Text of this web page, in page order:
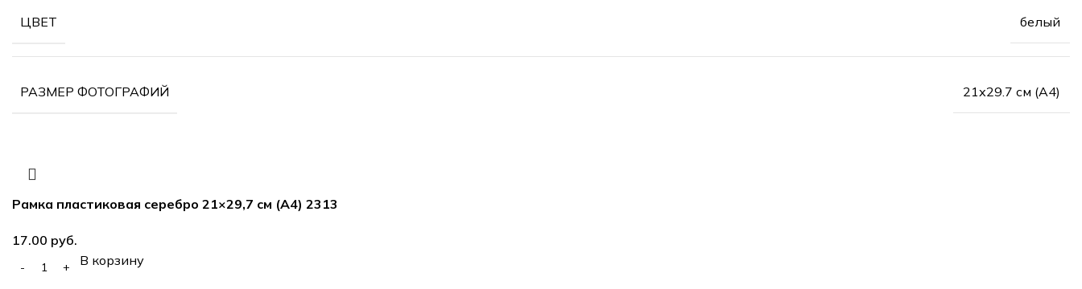
ЦВЕТ белый
РАЗМЕР ФОТОГРАФИЙ 21х29.7 см (А4)
Рамка пластиковая серебро 21×29,7 см (А4) 2313
руб.
В корзину